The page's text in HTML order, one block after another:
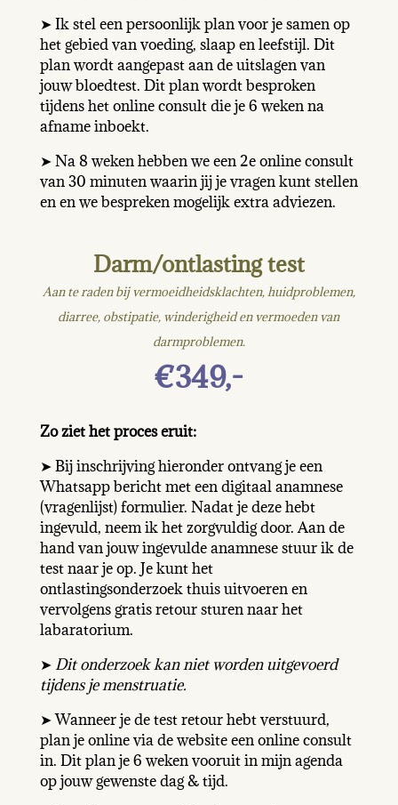
➤ Ik stel een persoonlijk plan voor je samen op
het gebied van voeding, slaap en leefstijl. Dit
plan wordt aangepast aan de uitslagen van
jouw bloedtest. Dit plan wordt besproken
tijdens het online consult die je 6 weken na
afname inboekt.
➤ Na 8 weken hebben we een 2e online consult
van 30 minuten waarin jij je vragen kunt stellen
en en we bespreken mogelijk extra adviezen.
Darm/ontlasting test
Aan te raden bij vermoeidheidsklachten, huidproblemen,
diarree, obstipatie, winderigheid en vermoeden van
darmproblemen.
€349,-
Zo ziet het proces eruit:
➤ Bij inschrijving hieronder ontvang je een
Whatsapp bericht met een digitaal anamnese
(vragenlijst) formulier. Nadat je deze hebt
ingevuld, neem ik het zorgvuldig door. Aan de
hand van jouw ingevulde anamnese stuur ik de
test naar je op. Je kunt het
ontlastingsonderzoek thuis uitvoeren en
vervolgens gratis retour sturen naar het
labaratorium.
➤Dit onderzoek kan niet worden uitgevoerd
tijdens je menstruatie.
➤ Wanneer je de test retour hebt verstuurd,
plan je online via de website een online consult
in. Dit plan je 6 weken vooruit in mijn agenda
op jouw gewenste dag & tijd.